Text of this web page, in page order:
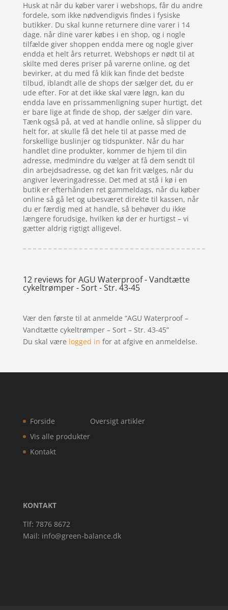
Husk at når du køber varer i webshops, får du andre
fordele, som ikke nødvendigvis findes i fysiske
butikker. Du skal kunne returnere dine varer i 14
dage. når dine varer købes i en shop, og i nogle
tilfælde giver shoppen endda mere og nogle giver
endda et helt års returret. Webshops er nødt til at
skilte med deres priser på varerne online, og det
bevirker, at du med få klik kan finde det bedste
tilbud, iblandt alle de shops der sælger det, du er
ude efter. For at det ikke skal være løgn, kan du
endda lave en prissammenligning super hurtigt, det
er bare lige at finde de shop, der sælger din vare.
Tænk også på, at ved at handle online, så slipper du
helt for, at skulle få det hele til at passe med de
forskellige buslinjer og tidspunkter. Når du har
handlet dine produkter, kommer de hjem til din
adresse, medmindre du vælger at få dem sendt til
din arbejdsadresse, og det kan frit vælges, når du
angiver leveringadresse. Det med at stå i kø i en
butik er efterhånden ret gammeldags, når du køber
online så gå let og ubesværet direkte til kassen, når
du er færdig med at handle, så behøver du ikke
længere forudsige, hvilken kø der er hurtigst – vi
gætter aldrig rigtigt alligevel.
12 reviews forAGU Waterproof - Vandtætte
cykeltrømper - Sort - Str. 43-45
Vær den første til at anmelde “AGU Waterproof –
Vandtætte cykeltrømper – Sort – Str. 43-45”
Du skal være logged in for at afgive en anmeldelse.
Forside
Vis alle produkter
Kontakt
Oversigt artikler
KONTAKT
Tlf: 7876 8672
Mail: info@green-balance.dk